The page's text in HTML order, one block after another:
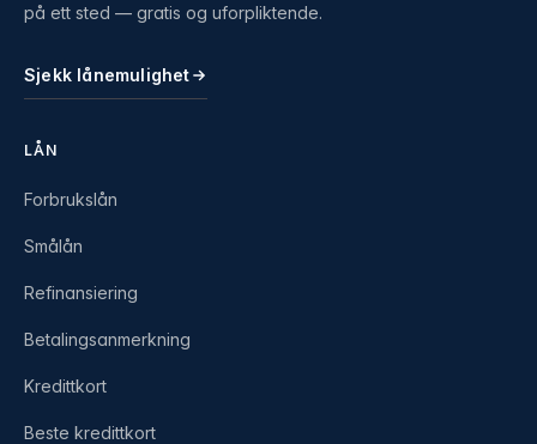
på ett sted — gratis og uforpliktende.
Sjekk lånemulighet
LÅN
Forbrukslån
Smålån
Refinansiering
Betalingsanmerkning
Kredittkort
Beste kredittkort